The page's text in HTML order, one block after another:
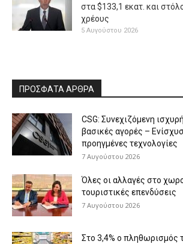
στα $133,1 εκατ. και
χρέους
5 Αυγούστου 2026
ΠΡΟΣΦΑΤΑ ΑΡΘΡΑ
CSG: Συνεχιζόμενη
βασικές αγορές –
προηγμένες τεχνολογίες
7 Αυγούστου 2026
Όλες οι αλλαγές στο
τουριστικές επενδύσεις
7 Αυγούστου 2026
Στο 3,4% ο πληθωρισμός